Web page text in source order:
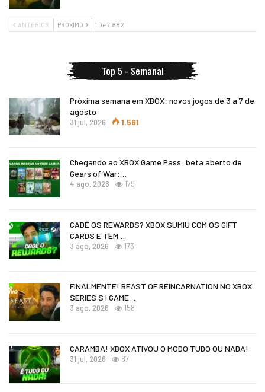
ANTERIOR PRÓXIMO 1 De 7.882
Top 5 - Semanal
Próxima semana em XBOX: novos jogos de 3 a 7 de
agosto
31 jul, 2026 1.561
Chegando ao XBOX Game Pass: beta aberto de
Gears of War:…
4 ago, 2026 179
CADÊ OS REWARDS? XBOX SUMIU COM OS GIFT
CARDS E TEM…
3 ago, 2026 173
FINALMENTE! BEAST OF REINCARNATION NO XBOX
SERIES S | GAME…
3 ago, 2026 158
CARAMBA! XBOX ATIVOU O MODO TUDO OU NADA!
31 jul, 2026 87